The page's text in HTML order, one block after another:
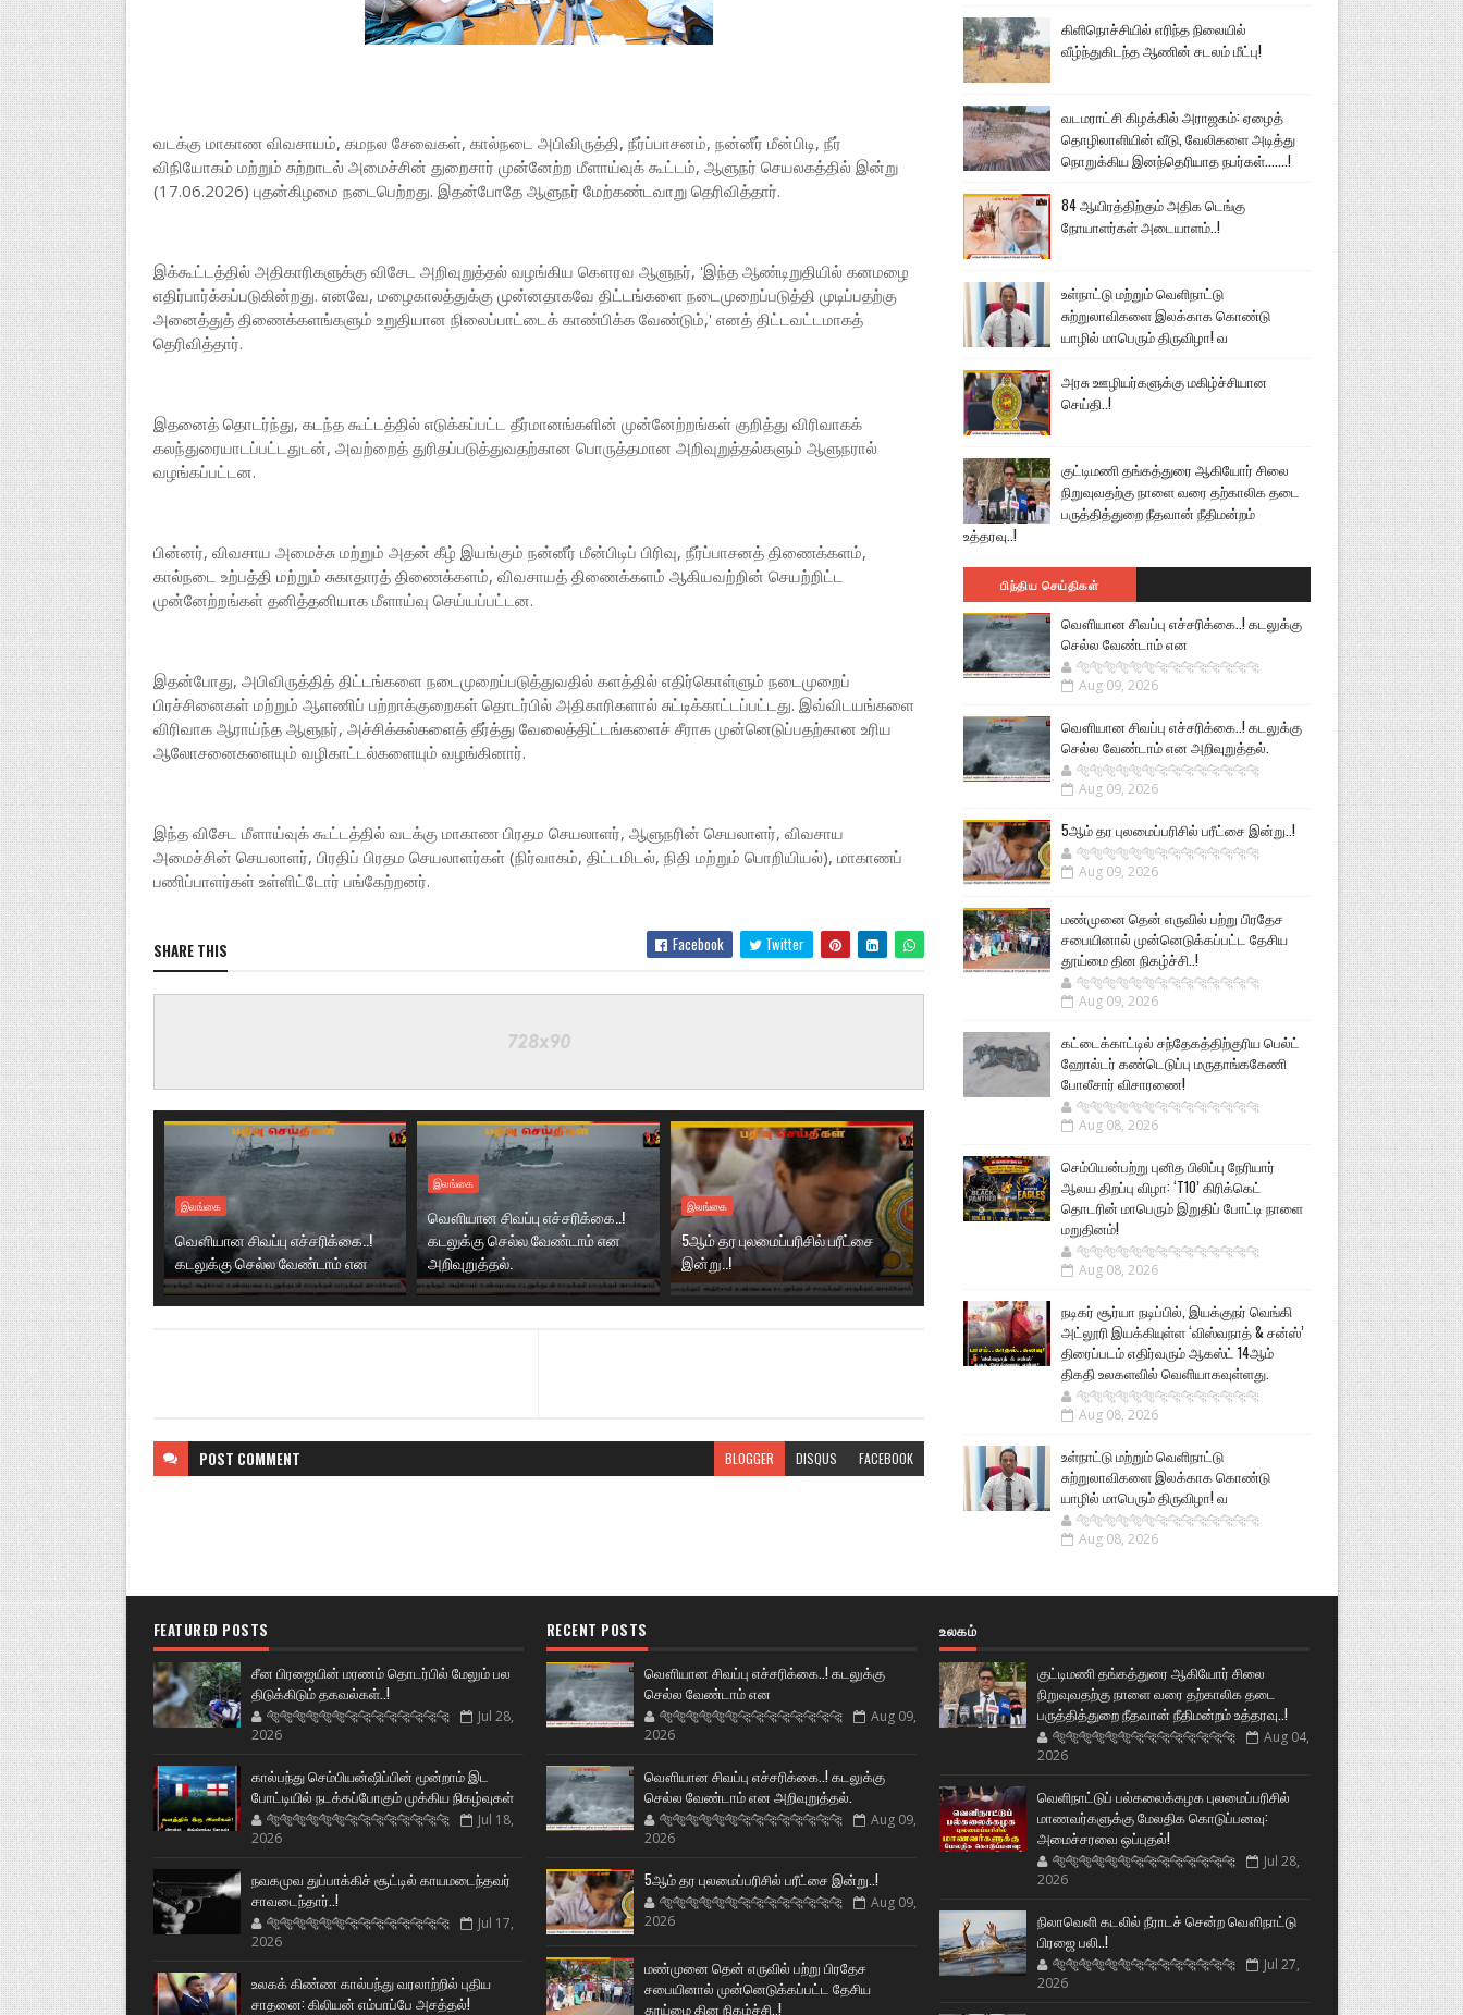
வடக்கு மாகாண விவசாயம், கமநல சேவைகள், கால்நடை அபிவிருத்தி, நீர்ப்பாசனம், நன்னீர் மீன்பிடி, நீர்
விநியோகம் மற்றும் சுற்றாடல் அமைச்சின் துறைசார் முன்னேற்ற மீளாய்வுக் கூட்டம், ஆளுநர் செயலகத்தில் இன்று
(17.06.2026) புதன்கிழமை நடைபெற்றது. இதன்போதே ஆளுநர் மேற்கண்டவாறு தெரிவித்தார்.
இக்கூட்டத்தில் அதிகாரிகளுக்கு விசேட அறிவுறுத்தல் வழங்கிய கௌரவ ஆளுநர், 'இந்த ஆண்டிறுதியில் கனமழை
எதிர்பார்க்கப்படுகின்றது. எனவே, மழைகாலத்துக்கு முன்னதாகவே திட்டங்களை நடைமுறைப்படுத்தி முடிப்பதற்கு
அனைத்துத் திணைக்களங்களும் உறுதியான நிலைப்பாட்டைக் காண்பிக்க வேண்டும்,' எனத் திட்டவட்டமாகத்
தெரிவித்தார்.
இதனைத் தொடர்ந்து, கடந்த கூட்டத்தில் எடுக்கப்பட்ட தீர்மானங்களின் முன்னேற்றங்கள் குறித்து விரிவாகக்
கலந்துரையாடப்பட்டதுடன், அவற்றைத் துரிதப்படுத்துவதற்கான பொருத்தமான அறிவுறுத்தல்களும் ஆளுநரால்
வழங்கப்பட்டன.
பின்னர், விவசாய அமைச்சு மற்றும் அதன் கீழ் இயங்கும் நன்னீர் மீன்பிடிப் பிரிவு, நீர்ப்பாசனத் திணைக்களம்,
கால்நடை உற்பத்தி மற்றும் சுகாதாரத் திணைக்களம், விவசாயத் திணைக்களம் ஆகியவற்றின் செயற்றிட்ட
முன்னேற்றங்கள் தனித்தனியாக மீளாய்வு செய்யப்பட்டன.
இதன்போது, அபிவிருத்தித் திட்டங்களை நடைமுறைப்படுத்துவதில் களத்தில் எதிர்கொள்ளும் நடைமுறைப்
பிரச்சினைகள் மற்றும் ஆளணிப் பற்றாக்குறைகள் தொடர்பில் அதிகாரிகளால் சுட்டிக்காட்டப்பட்டது. இவ்விடயங்களை
விரிவாக ஆராய்ந்த ஆளுநர், அச்சிக்கல்களைத் தீர்த்து வேலைத்திட்டங்களைச் சீராக முன்னெடுப்பதற்கான உரிய
ஆலோசனைகளையும் வழிகாட்டல்களையும் வழங்கினார்.
இந்த விசேட மீளாய்வுக் கூட்டத்தில் வடக்கு மாகாண பிரதம செயலாளர், ஆளுநரின் செயலாளர், விவசாய
அமைச்சின் செயலாளர், பிரதிப் பிரதம செயலாளர்கள் (நிர்வாகம், திட்டமிடல், நிதி மற்றும் பொறியியல்), மாகாணப்
பணிப்பாளர்கள் உள்ளிட்டோர் பங்கேற்றனர்.
SHARE THIS Facebook Twitter
இலங்கை
வௌியான சிவப்பு எச்சரிக்கை..!
கடலுக்கு செல்ல வேண்டாம் என
இலங்கை
வௌியான சிவப்பு எச்சரிக்கை..!
கடலுக்கு செல்ல வேண்டாம் என
அறிவுறுத்தல்.
இலங்கை
5ஆம் தர புலமைப்பரிசில் பரீட்சை
இன்று..!
POST COMMENT BLOGGER DISQUS FACEBOOK
கிளிநொச்சியில் எரிந்த நிலையில்
வீழ்ந்துகிடந்த ஆணின் சடலம் மீட்பு!
வடமராட்சி கிழக்கில் அராஜகம்: ஏழைத்
தொழிலாளியின் வீடு, வேலிகளை அடித்து
நொறுக்கிய இனந்தெரியாத நபர்கள்.......!
84 ஆயிரத்திற்கும் அதிக டெங்கு
நோயாளர்கள் அடையாளம்..!
உள்நாட்டு மற்றும் வெளிநாட்டு
சுற்றுலாவிகளை இலக்காக கொண்டு
யாழில் மாபெரும் திருவிழா! வ
அரசு ஊழியர்களுக்கு மகிழ்ச்சியான
செய்தி..!
குட்டிமணி தங்கத்துரை ஆகியோர் சிலை
நிறுவுவதற்கு நாளை வரை தற்காலிக தடை
பருத்தித்துறை நீதவான் நீதிமன்றம்
உத்தரவு..!
பிந்திய செய்திகள்
வௌியான சிவப்பு எச்சரிக்கை..! கடலுக்கு
செல்ல வேண்டாம் என
🐅🐅🐅🐅🐅🐅🐆🐆🐆🐆🐆🐆🐆🐆
Aug 09, 2026
வௌியான சிவப்பு எச்சரிக்கை..! கடலுக்கு
செல்ல வேண்டாம் என அறிவுறுத்தல்.
🐅🐅🐅🐅🐅🐅🐆🐆🐆🐆🐆🐆🐆🐆
Aug 09, 2026
5ஆம் தர புலமைப்பரிசில் பரீட்சை இன்று..!
🐅🐅🐅🐅🐅🐅🐆🐆🐆🐆🐆🐆🐆🐆
Aug 09, 2026
மண்முனை தென் எருவில் பற்று பிரதேச
சபையினால் முன்னெடுக்கப்பட்ட தேசிய
தூய்மை தின நிகழ்ச்சி..!
🐅🐅🐅🐅🐅🐅🐆🐆🐆🐆🐆🐆🐆🐆
Aug 09, 2026
கட்டைக்காட்டில் சந்தேகத்திற்குரிய பெல்ட்
ஹோல்டர் கண்டெடுப்பு மருதாங்ககேணி
போலீசார் விசாரணை!
🐅🐅🐅🐅🐅🐅🐆🐆🐆🐆🐆🐆🐆🐆
Aug 08, 2026
செம்பியன்பற்று புனித பிலிப்பு நேரியார்
ஆலய திறப்பு விழா: ‘T10’ கிரிக்கெட்
தொடரின் மாபெரும் இறுதிப் போட்டி நாளை
மறுதினம்!
🐅🐅🐅🐅🐅🐅🐆🐆🐆🐆🐆🐆🐆🐆
Aug 08, 2026
நடிகர் சூர்யா நடிப்பில், இயக்குநர் வெங்கி
அட்லூரி இயக்கியுள்ள ‘விஸ்வநாத் & சன்ஸ்’
திரைப்படம் எதிர்வரும் ஆகஸ்ட் 14ஆம்
திகதி உலகளவில் வெளியாகவுள்ளது.
🐅🐅🐅🐅🐅🐅🐆🐆🐆🐆🐆🐆🐆🐆
Aug 08, 2026
உள்நாட்டு மற்றும் வெளிநாட்டு
சுற்றுலாவிகளை இலக்காக கொண்டு
யாழில் மாபெரும் திருவிழா! வ
🐅🐅🐅🐅🐅🐅🐆🐆🐆🐆🐆🐆🐆🐆
Aug 08, 2026
FEATURED POSTS
சீன பிரஜையின் மரணம் தொடர்பில் மேலும் பல
திடுக்கிடும் தகவல்கள்..!
🐅🐅🐅🐅🐅🐅🐆🐆🐆🐆🐆🐆🐆🐆
Jul 28,
2026
கால்பந்து செம்பியன்ஷிப்பின் மூன்றாம் இட
போட்டியில் நடக்கப்போகும் முக்கிய நிகழ்வுகள்
🐅🐅🐅🐅🐅🐅🐆🐆🐆🐆🐆🐆🐆🐆
Jul 18,
2026
நவகமுவ துப்பாக்கிச் சூட்டில் காயமடைந்தவர்
சாவடைந்தார்..!
🐅🐅🐅🐅🐅🐅🐆🐆🐆🐆🐆🐆🐆🐆
Jul 17,
2026
உலகக் கிண்ண கால்பந்து வரலாற்றில் புதிய
சாதனை: கிலியன் எம்பாப்பே அசத்தல்!
RECENT POSTS
வௌியான சிவப்பு எச்சரிக்கை..! கடலுக்கு
செல்ல வேண்டாம் என
🐅🐅🐅🐅🐅🐅🐆🐆🐆🐆🐆🐆🐆🐆
Aug 09,
2026
வௌியான சிவப்பு எச்சரிக்கை..! கடலுக்கு
செல்ல வேண்டாம் என அறிவுறுத்தல்.
🐅🐅🐅🐅🐅🐅🐆🐆🐆🐆🐆🐆🐆🐆
Aug 09,
2026
5ஆம் தர புலமைப்பரிசில் பரீட்சை இன்று..!
🐅🐅🐅🐅🐅🐅🐆🐆🐆🐆🐆🐆🐆🐆
Aug 09,
2026
மண்முனை தென் எருவில் பற்று பிரதேச
சபையினால் முன்னெடுக்கப்பட்ட தேசிய
தூய்மை தின நிகழ்ச்சி..!
உலகம்
குட்டிமணி தங்கத்துரை ஆகியோர் சிலை
நிறுவுவதற்கு நாளை வரை தற்காலிக தடை
பருத்தித்துறை நீதவான் நீதிமன்றம் உத்தரவு..!
🐅🐅🐅🐅🐅🐅🐆🐆🐆🐆🐆🐆🐆🐆
Aug 04,
2026
வெளிநாட்டுப் பல்கலைக்கழக புலமைப்பரிசில்
மாணவர்களுக்கு மேலதிக கொடுப்பனவு:
அமைச்சரவை ஒப்புதல்!
🐅🐅🐅🐅🐅🐅🐆🐆🐆🐆🐆🐆🐆🐆
Jul 28,
2026
நிலாவெளி கடலில் நீராடச் சென்ற வௌிநாட்டு
பிரஜை பலி..!
🐅🐅🐅🐅🐅🐅🐆🐆🐆🐆🐆🐆🐆🐆
Jul 27,
2026